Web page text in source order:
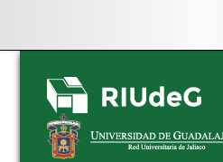
Skip
navigation